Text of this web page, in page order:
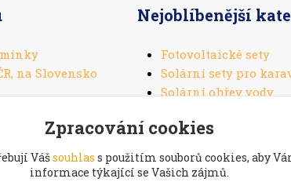
na Slovensko
Nejoblíbenější
Fotovoltaické sety
Solární sety pro
Solární ohřev vody
Solární regulátory
Zpracování cookies
Vášsouhlas s použitím souborů cookies, aby
informace týkající se Vašich zájmů.